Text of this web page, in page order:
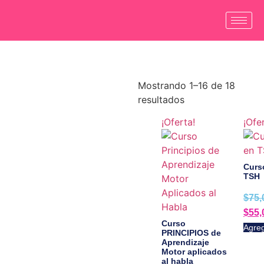
Mostrando 1–16 de 18
resultados
¡Oferta!
Curso
PRINCIPIOS de
Aprendizaje
Motor aplicados
al habla
TSH
$
$